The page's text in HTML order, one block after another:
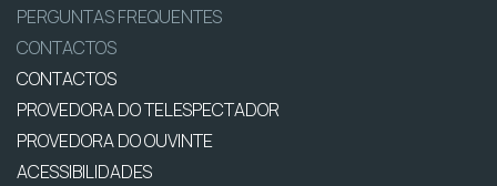
PERGUNTAS FREQUENTES
CONTACTOS
CONTACTOS
PROVEDORA DO TELESPECTADOR
PROVEDORA DO OUVINTE
ACESSIBILIDADES